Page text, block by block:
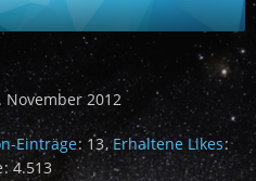
2012
Einträge 13 Erhaltene Likes
4.513